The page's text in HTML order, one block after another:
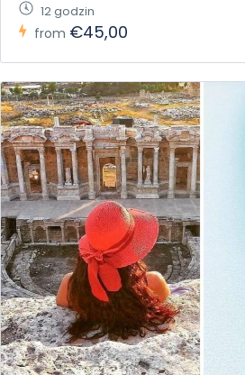
12 godzin
from €45,00